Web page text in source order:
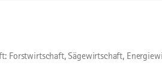
Forstwirtschaft, Sägewirtschaft,